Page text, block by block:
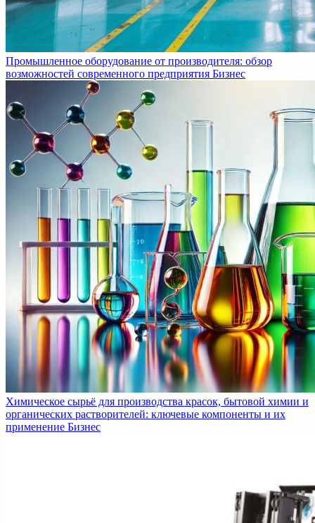
Промышленное оборудование от производителя: обзор
возможностей современного предприятия Бизнес
Химическое сырьё для производства красок, бытовой химии и
органических растворителей: ключевые компоненты и их
применение Бизнес